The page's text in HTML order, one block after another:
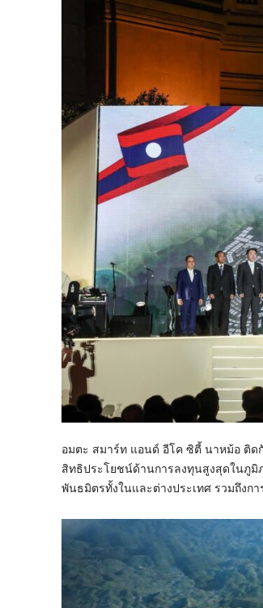
อมตะ สมาร์ท แอนด์ อีโค ซิตี้ นาหม้อ ติด
สิทธิประโยชน์ด้านการลงทุนสูงสุดในภูมิ
พันธมิตรทั้งในและต่างประเทศ รวมถึงก